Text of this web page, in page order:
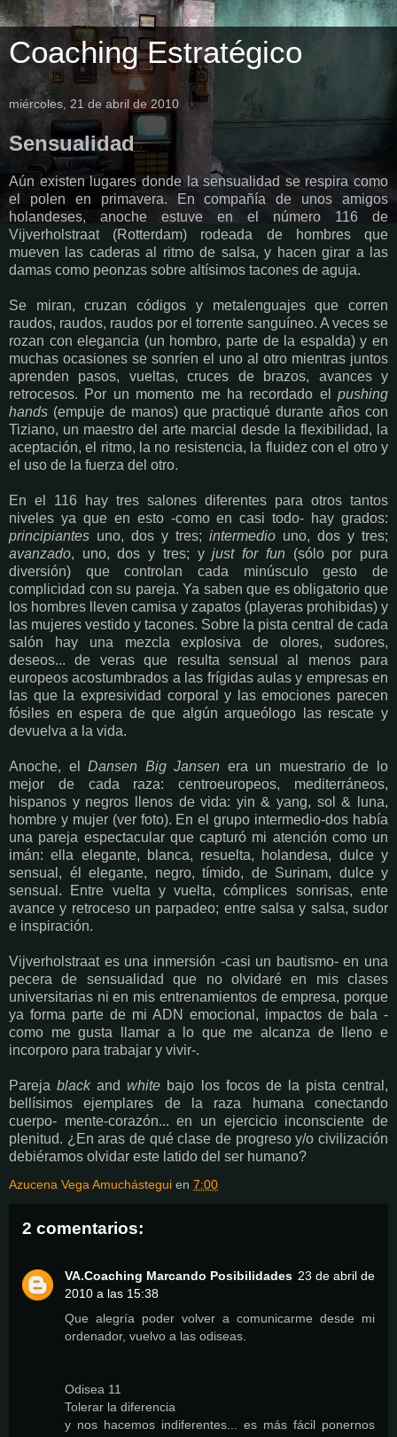
Coaching Estratégico
miércoles, 21 de abril de 2010
Sensualidad
Aún existen lugares donde la sensualidad se respira como
el polen en primavera. En compañía de unos amigos
holandeses, anoche estuve en el número 116 de
Vijverholstraat (Rotterdam) rodeada de hombres que
mueven las caderas al ritmo de salsa, y hacen girar a las
damas como peonzas sobre altísimos tacones de aguja.
Se miran, cruzan códigos y metalenguajes que corren
raudos, raudos, raudos por el torrente sanguíneo. A veces se
rozan con elegancia (un hombro, parte de la espalda) y en
muchas ocasiones se sonríen el uno al otro mientras juntos
aprenden pasos, vueltas, cruces de brazos, avances y
retrocesos. Por un momento me ha recordado el pushing
hands (empuje de manos) que practiqué durante años con
Tiziano, un maestro del arte marcial desde la flexibilidad, la
aceptación, el ritmo, la no resistencia, la fluidez con el otro y
el uso de la fuerza del otro.
En el 116 hay tres salones diferentes para otros tantos
niveles ya que en esto -como en casi todo- hay grados:
principiantes uno, dos y tres; intermedio uno, dos y tres;
avanzado, uno, dos y tres; yjust for fun(sólo por pura
diversión) que controlan cada minúsculo gesto de
complicidad con su pareja. Ya saben que es obligatorio que
los hombres lleven camisa y zapatos (playeras prohibidas) y
las mujeres vestido y tacones. Sobre la pista central de cada
salón hay una mezcla explosiva de olores, sudores,
deseos... de veras que resulta sensual al menos para
europeos acostumbrados a las frígidas aulas y empresas en
las que la expresividad corporal y las emociones parecen
fósiles en espera de que algún arqueólogo las rescate y
devuelva a la vida.
Anoche, elDansen Big Jansen era un muestrario de lo
mejor de cada raza: centroeuropeos, mediterráneos,
hispanos y negros llenos de vida: yin & yang, sol & luna,
hombre y mujer (ver foto). En el grupo intermedio-dos había
una pareja espectacular que capturó mi atención como un
imán: ella elegante, blanca, resuelta, holandesa, dulce y
sensual, él elegante, negro, tímido, de Surinam, dulce y
sensual. Entre vuelta y vuelta, cómplices sonrisas, ente
avance y retroceso un parpadeo; entre salsa y salsa, sudor
e inspiración.
Vijverholstraat es una inmersión -casi un bautismo- en una
pecera de sensualidad que no olvidaré en mis clases
universitarias ni en mis entrenamientos de empresa, porque
ya forma parte de mi ADN emocional, impactos de bala -
como me gusta llamar a lo que me alcanza de lleno e
incorporo para trabajar y vivir-.
Parejablackandwhite bajo los focos de la pista central,
bellísimos ejemplares de la raza humana conectando
cuerpo- mente-corazón... en un ejercicio inconsciente de
plenitud. ¿En aras de qué clase de progreso y/o civilización
debiéramos olvidar este latido del ser humano?
Azucena Vega Amuchástegui en 7:00
2 comentarios:
VA.Coaching Marcando Posibilidades 23 de abril de
2010 a las 15:38
Que alegría poder volver a comunicarme desde mi
ordenador, vuelvo a las odiseas.
Odisea 11
Tolerar la diferencia
y nos hacemos indiferentes... es más fácil ponernos